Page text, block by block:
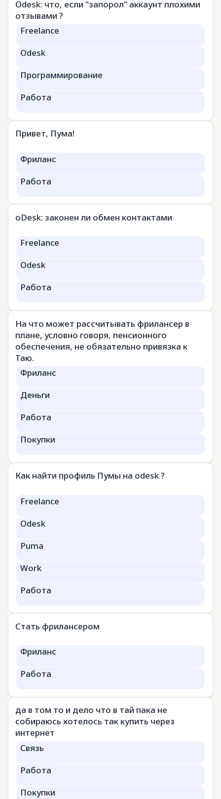
Odesk: что, если "запорол" аккаунт плохими
отзывами ?
Freelance
Odesk
Программирование
Работа
Привет, Пума!
Фриланс
Работа
oDesk: законен ли обмен контактами
Freelance
Odesk
Работа
На что может рассчитывать фрилансер в
плане, условно говоря, пенсионного
обеспечения, не обязательно привязка к
Таю.
Фриланс
Деньги
Работа
Покупки
Как найти профиль Пумы на odesk ?
Freelance
Odesk
Puma
Work
Работа
Стать фрилансером
Фриланс
Работа
да в том то и дело что в тай пака не
собираюсь хотелось так купить через
интернет
Связь
Работа
Покупки